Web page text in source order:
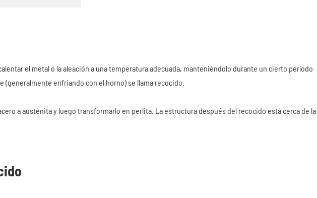
el metal o la aleación a una temperatura adecuada, manteniéndolo durante un cierto período
enfriando con el horno) se llama recocido.
a austenita y luego transformarlo en perlita. La estructura después del recocido está cerca de la